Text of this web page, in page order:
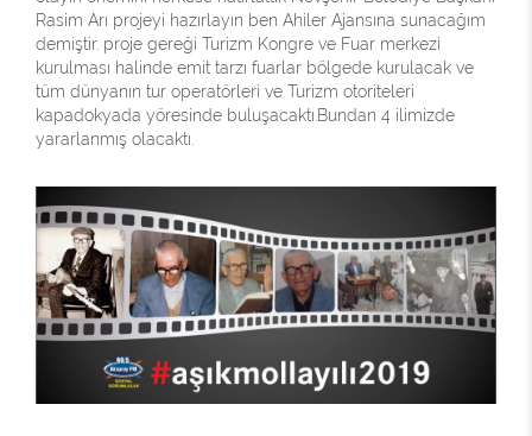
Rasim Arı projeyi hazırlayın ben Ahiler Ajansına sunacağım
demiştir. proje gereği Turizm Kongre ve Fuar merkezi
kurulması halinde emit tarzı fuarlar bölgede kurulacak ve
tüm dünyanın tur operatörleri ve Turizm otoriteleri
kapadokyada yöresinde buluşacaktı.Bundan 4 ilimizde
yararlanmış olacaktı.